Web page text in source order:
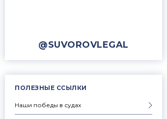
@SUVOROVLEGAL
ПОЛЕЗНЫЕ ССЫЛКИ
Наши победы в судах